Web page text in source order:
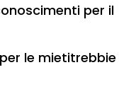
per il
le mietitrebbie